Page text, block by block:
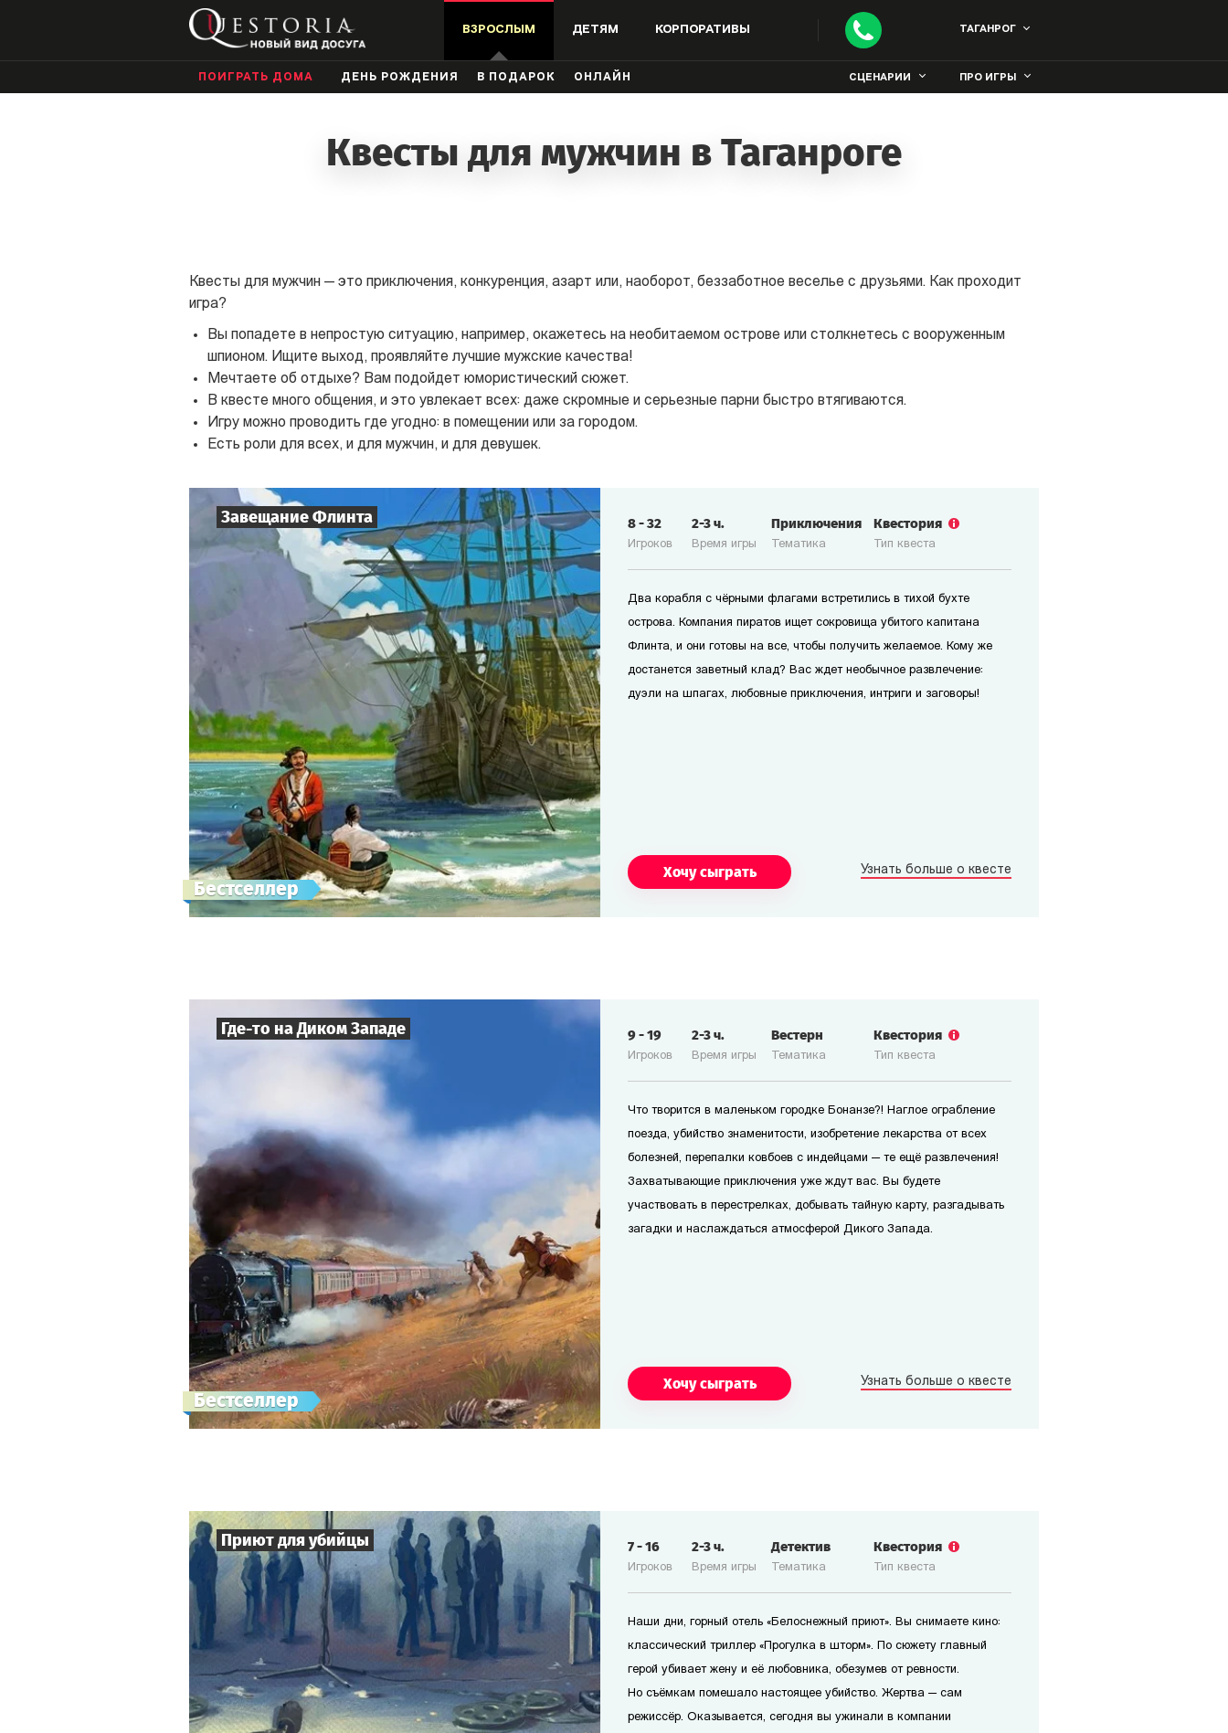
ВЗРОСЛЫМ ДЕТЯМ КОРПОРАТИВЫ ТАГАНРОГ
ПОИГРАТЬ ДОМА ДЕНЬ РОЖДЕНИЯ В ПОДАРОК ОНЛАЙН СЦЕНАРИИ ПРО ИГРЫ
Квесты для мужчин в Таганроге
Квесты для мужчин — это приключения, конкуренция, азарт или, наоборот, беззаботное веселье с друзьями. Как проходит
игра?
Вы попадете в непростую ситуацию, например, окажетесь на необитаемом острове или столкнетесь с вооруженным
шпионом. Ищите выход, проявляйте лучшие мужские качества!
Мечтаете об отдыхе? Вам подойдет юмористический сюжет.
В квесте много общения, и это увлекает всех: даже скромные и серьезные парни быстро втягиваются.
Игру можно проводить где угодно: в помещении или за городом.
Есть роли для всех, и для мужчин, и для девушек.
Завещание Флинта
Бестселлер
Игроков
8-32
Время игры
2-3ч.
Тематика
Приключения
Тип квеста
Квестория
Два корабля с чёрными флагами встретились в тихой бухте
острова. Компания пиратов ищет сокровища убитого капитана
Флинта, и они готовы на все, чтобы получить желаемое. Кому же
достанется заветный клад? Вас ждет необычное развлечение:
дуэли на шпагах, любовные приключения, интриги и заговоры!
Хочу сыграть Узнать больше о квесте
Где-то на Диком Западе
Бестселлер
Игроков
9-19
Время игры
2-3ч.
Тематика
Вестерн
Тип квеста
Квестория
Что творится в маленьком городке Бонанзе?! Наглое ограбление
поезда, убийство знаменитости, изобретение лекарства от всех
болезней, перепалки ковбоев с индейцами — те ещё развлечения!
Захватывающие приключения уже ждут вас. Вы будете
участвовать в перестрелках, добывать тайную карту, разгадывать
загадки и наслаждаться атмосферой Дикого Запада.
Хочу сыграть Узнать больше о квесте
Приют для убийцы
Игроков
7-16
Время игры
2-3ч.
Тематика
Детектив
Тип квеста
Квестория
Наши дни, горный отель «Белоснежный приют». Вы снимаете кино:
классический триллер «Прогулка в шторм». По сюжету главный
герой убивает жену и её любовника, обезумев от ревности.
Но съёмкам помешало настоящее убийство. Жертва — сам
режиссёр. Оказывается, сегодня вы ужинали в компании